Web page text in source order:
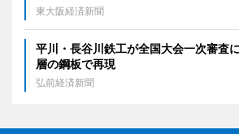
東大阪経済新聞
平川・長谷川鉄工が全国大会一次審
層の鋼板で再現
弘前経済新聞